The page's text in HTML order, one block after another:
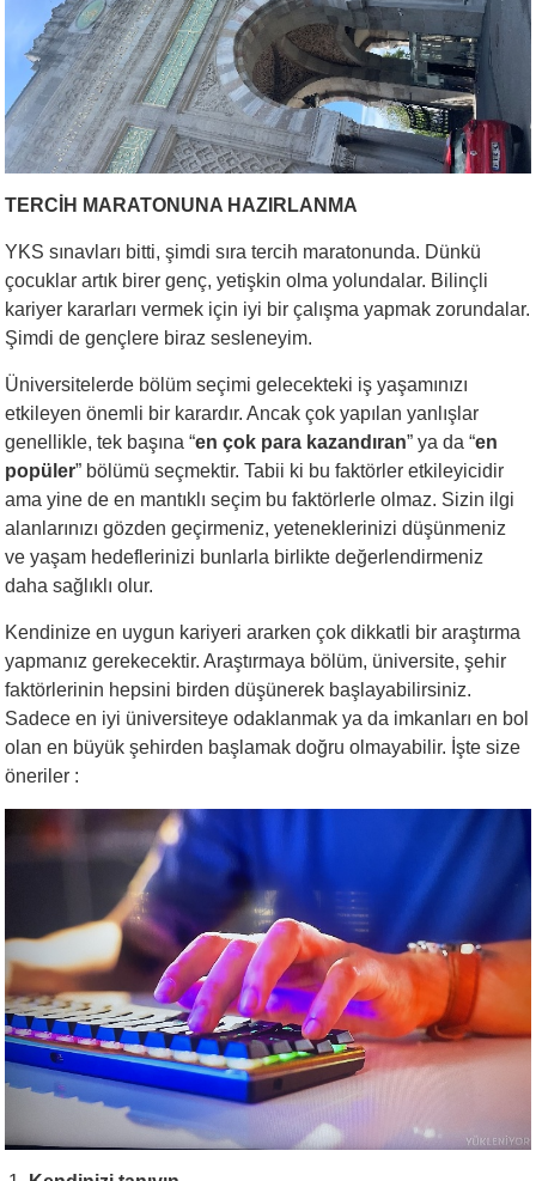
TERCİH MARATONUNA HAZIRLANMA
YKS sınavları bitti, şimdi sıra tercih maratonunda. Dünkü
çocuklar artık birer genç, yetişkin olma yolundalar. Bilinçli
kariyer kararları vermek için iyi bir çalışma yapmak zorundalar.
Şimdi de gençlere biraz sesleneyim.
Üniversitelerde bölüm seçimi gelecekteki iş yaşamınızı
etkileyen önemli bir karardır. Ancak çok yapılan yanlışlar
genellikle, tek başına “en çok para kazandıran” ya da “en
popüler” bölümü seçmektir. Tabii ki bu faktörler etkileyicidir
ama yine de en mantıklı seçim bu faktörlerle olmaz. Sizin ilgi
alanlarınızı gözden geçirmeniz, yeteneklerinizi düşünmeniz
ve yaşam hedeflerinizi bunlarla birlikte değerlendirmeniz
daha sağlıklı olur.
Kendinize en uygun kariyeri ararken çok dikkatli bir araştırma
yapmanız gerekecektir. Araştırmaya bölüm, üniversite, şehir
faktörlerinin hepsini birden düşünerek başlayabilirsiniz.
Sadece en iyi üniversiteye odaklanmak ya da imkanları en bol
olan en büyük şehirden başlamak doğru olmayabilir. İşte size
öneriler :